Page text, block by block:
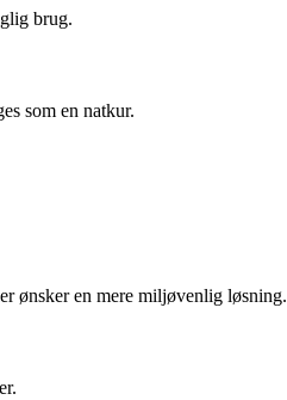
brug.
som en natkur.
ønsker en mere miljøvenlig løsning.